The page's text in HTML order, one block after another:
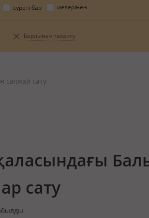
суреті бар иелерінен
Барлығын тазарту
саяжай сату
сату